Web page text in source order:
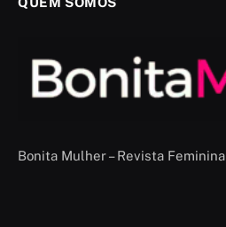
Bonita Mulher – Revista Feminina